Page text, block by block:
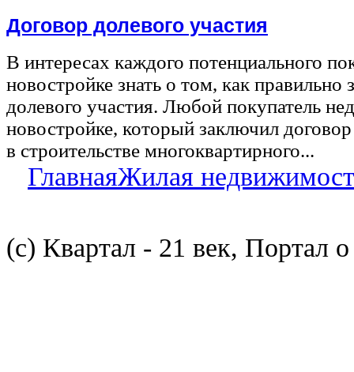
Договор долевого участия
В интересах каждого потенциального
новостройке знать о том, как правильно
долевого участия. Любой покупатель
новостройке, который заключил
в строительстве многоквартирного...
ГлавнаяЖилая
(с) Квартал - 21 век, Портал